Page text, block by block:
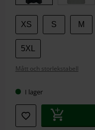
XS S M
5XL
Mått och storlekstabell
I lager